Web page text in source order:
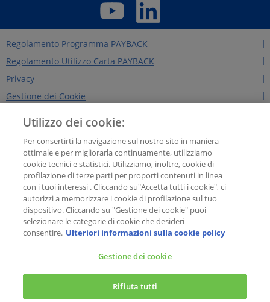
Regolamento Programma PAYBACK
Regolamento Utilizzo Carta PAYBACK
Privacy
Gestione dei Cookie
Contattaci
Chi siamo
NEWS&INTERVISTE
PAYBACK GROUP
Concorsi PAYBACK
Extra
PAYBACK Italia S.r.l. - Società a responsabilità limitata con socio unico, Soggetta
all’attività di direzione e coordinamento di American Express Company, Sede
legale in Viale Alexandre Gustave Eiffel 15, cap 00148 – Roma. Capitale Sociale
×
Il meglio del Programma Fedeltà a portata di tap!
Utilizzo dei cookie:
Per consertirti la navigazione sul nostro sito in maniera
ottimale e per migliorarla continuamente, utilizziamo
cookie tecnici e statistici. Utilizziamo, inoltre, cookie di
profilazione di terze parti per proporti contenuti in linea
con i tuoi interessi . Cliccando su"Accetta tutti i cookie", ci
autorizzi a memorizzare i cookie di profilazione sul tuo
dispositivo. Cliccando su "Gestione dei cookie" puoi
selezionare le categorie di cookie che desideri
consentire. Ulteriori informazioni sulla cookie policy
Gestione dei cookie
Rifiuta tutti